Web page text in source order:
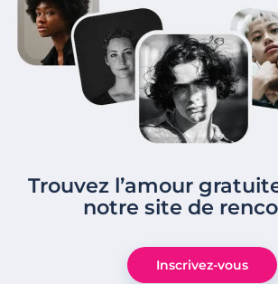
Trouvez l’amour
notre site de
Inscrivez-vous